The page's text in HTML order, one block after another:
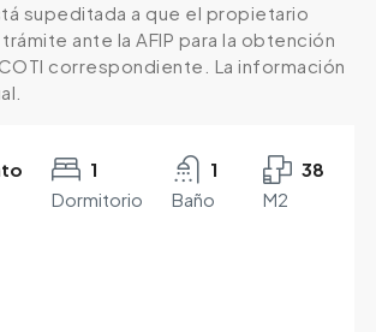
supeditada a que el propietario
ante la AFIP para la obtención
correspondiente. La información
1
Dormitorio
1
Baño
38
M2